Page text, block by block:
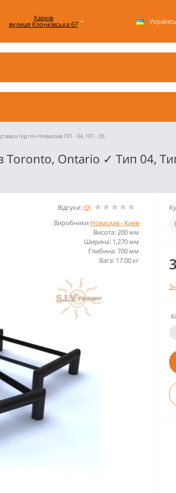
Харків
вулиця Клочківська 67
під піч Новаслав ПП - 04, ПП - 05
Toronto, Ontario ✓ Тип 04,
Відгуки:(0)
Виробники Новаслав - Киев
Висота: 200 мм
Ширина: 1,270 мм
Глибина: 700 мм
Вага: 17.00 кг